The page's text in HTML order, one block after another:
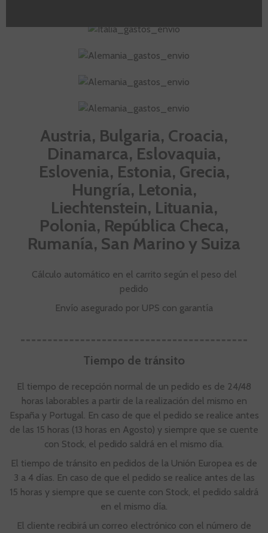
Austria, Bulgaria, Croacia,
Dinamarca, Eslovaquia,
Eslovenia, Estonia, Grecia,
Hungría, Letonia,
Liechtenstein, Lituania,
Polonia, República Checa,
Rumanía, San Marino y Suiza
Cálculo automático en el carrito según el peso del
pedido
Envío asegurado por UPS con garantía
Tiempo de tránsito
El tiempo de recepción normal de un pedido es de 24/48
horas laborables a partir de la realización del mismo en
España y Portugal. En caso de que el pedido se realice antes
de las 15 horas (13 horas en Agosto) y siempre que se cuente
con Stock, el pedido saldrá en el mismo día.
El tiempo de tránsito en pedidos de la Unión Europea es de
3 a 4 días. En caso de que el pedido se realice antes de las
15 horas y siempre que se cuente con Stock, el pedido saldrá
en el mismo día.
El cliente recibirá un correo electrónico con el número de